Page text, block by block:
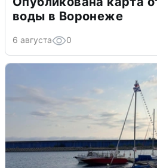
воды в Воронеже
6 августа 0